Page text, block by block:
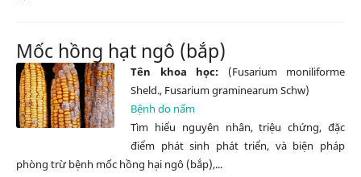
Mốc hồng hạt ngô (bắp)
Tên khoa học: (Fusarium moniliforme
Sheld., Fusarium graminearum Schw)
Bệnh do nấm
Tìm hiểu nguyên nhân, triệu chứng, đặc
điểm phát sinh phát triển, và biện pháp
phòng trừ bệnh mốc hồng hại ngô (bắp),...